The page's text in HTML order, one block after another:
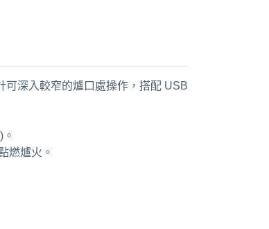
深入較窄的爐口處操作，搭配 USB
燃爐火。